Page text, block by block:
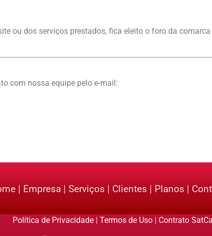
ou dos serviços prestados, fica eleito o foro da comarca
com nossa equipe pelo e-mail:
| Empresa| Serviços | Clientes | Planos |
Política de Privacidade| Termos de Uso| Contrato